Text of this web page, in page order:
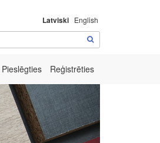
Latviski English
Pieslēgties Reģistrēties